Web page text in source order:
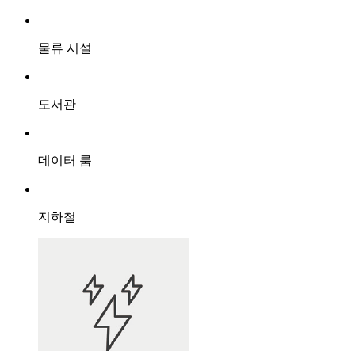
물류 시설
도서관
데이터 룸
지하철